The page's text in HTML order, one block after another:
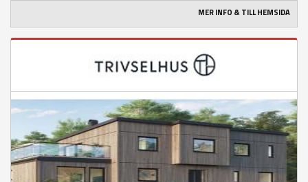
MER INFO & TILL HEMSIDA